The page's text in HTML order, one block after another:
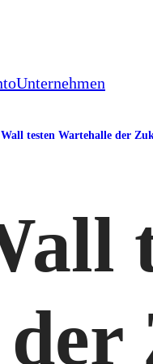
Unternehmen
testen Wartehalle der